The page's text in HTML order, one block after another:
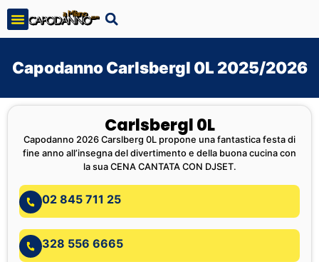
Capodanno Carlsbergl 0L 2025/2026
Carlsbergl 0L
Capodanno 2026 Carslberg 0L propone una fantastica festa di
fine anno all’insegna del divertimento e della buona cucina con
la sua CENA CANTATA CON DJSET.
02 845 711 25
328 556 6665